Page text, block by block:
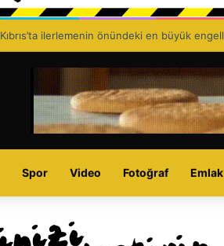
Birliği, 67’nci kuruluş yıl dönümünü kutluyor:
Spor Video Fotoğraf Emlak